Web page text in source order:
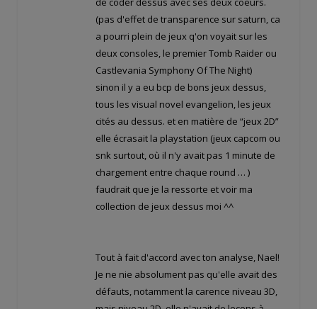
(pas d'effet de transparence sur saturn, ca
a pourri plein de jeux q'on voyait sur les
deux consoles, le premier Tomb Raider ou
Castlevania Symphony Of The Night)
sinon il y a eu bcp de bons jeux dessus,
tous les visual novel evangelion, les jeux
cités au dessus. et en matière de “jeux 2D”
elle écrasait la playstation (jeux capcom ou
snk surtout, où il n'y avait pas 1 minute de
chargement entre chaque round … )
faudrait que je la ressorte et voir ma
collection de jeux dessus moi ^^
Tout à fait d'accord avec ton analyse, Nael!
Je ne nie absolument pas qu'elle avait des
défauts, notamment la carence niveau 3D,